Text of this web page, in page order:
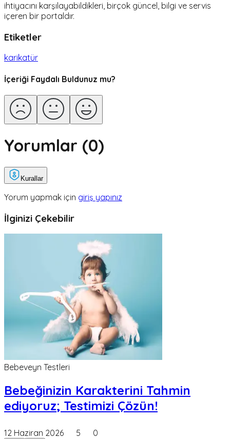
ihtiyacını karşılayabildikleri, birçok güncel, bilgi ve servis
içeren bir portaldır.
Etiketler
karikatür
İçeriği Faydalı Buldunuz mu?
Yorumlar (0)
Kurallar
Yorum yapmak için giriş yapınız
İlginizi Çekebilir
Bebeveyn Testleri
Bebeğinizin Karakterini Tahmin
ediyoruz; Testimizi Çözün!
12 Haziran 2026 5 0